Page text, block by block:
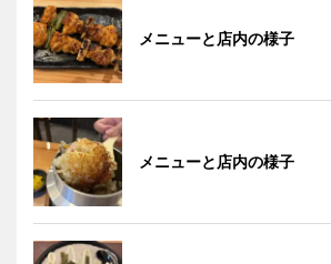
メニューと店内の様子
メニューと店内の様子